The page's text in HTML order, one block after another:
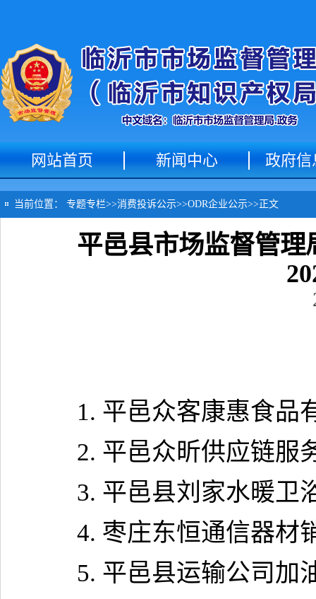
网站首页 新闻中心 政府信
当前位置： 专题专栏>>消费投诉公示>>ODR企业公示>> 正文
平邑县市场监督管
1. 平邑众客康惠食品
2. 平邑众昕供应链服
3. 平邑县刘家水暖卫
4. 枣庄东恒通信器材
5. 平邑县运输公司加